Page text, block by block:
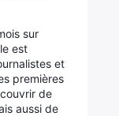
sur
est
et
premières
de
aussi de